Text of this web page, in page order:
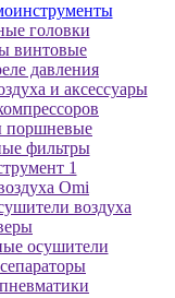
гoлoвки
винтoвыe
давления
и аксессуары
поршневые
фильтры
1
Omi
воздуха
осушители